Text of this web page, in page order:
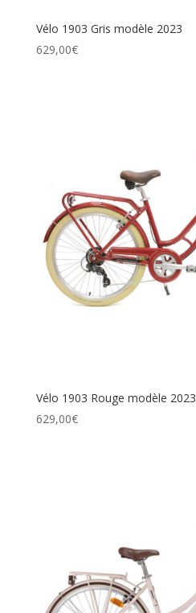
Vélo 1903 Gris modèle 2023
629,00€
Vélo 1903 Rouge modèle 2023
629,00€